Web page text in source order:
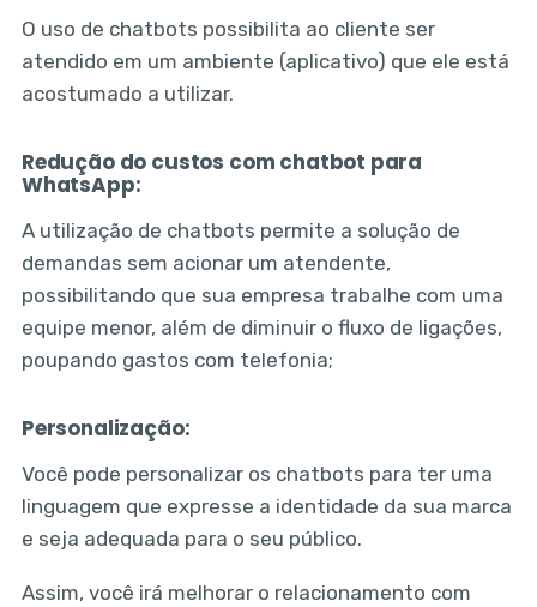
O uso de chatbots possibilita ao cliente ser
atendido em um ambiente (aplicativo) que ele está
acostumado a utilizar.
Redução do custos com chatbot para
WhatsApp:
A utilização de chatbots permite a solução de
demandas sem acionar um atendente,
possibilitando que sua empresa trabalhe com uma
equipe menor, além de diminuir o fluxo de ligações,
poupando gastos com telefonia;
Personalização:
Você pode personalizar os chatbots para ter uma
linguagem que expresse a identidade da sua marca
e seja adequada para o seu público.
Assim, você irá melhorar o relacionamento com